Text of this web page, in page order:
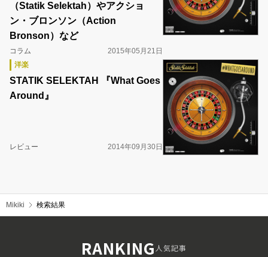
（Statik Selektah）やアクショ
ン・ブロンソン（Action
Bronson）など
コラム
2015年05月21日
洋楽
STATIK SELEKTAH 『What Goes
Around』
レビュー 2014年09月30日
Mikiki 検索結果
RANKING人気記事